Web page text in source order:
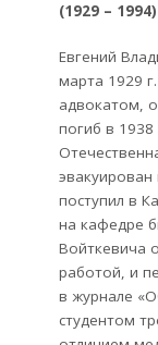
(1929 – 1994)
Евгений
марта 1929
адвокатом,
погиб в 1938
эвакуирован
поступил в
на кафедре
Войткевича
работой, и
в журнале
студентом